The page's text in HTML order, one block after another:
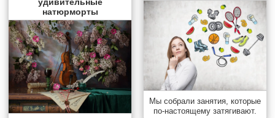
удивительные
натюрморты
Мы собрали занятия, которые
по-настоящему затягивают.